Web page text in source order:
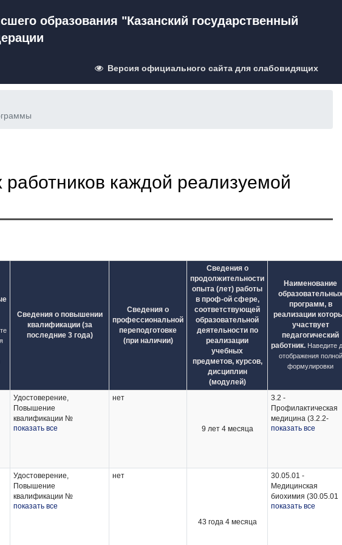
образования "Казанский государственный
Версия официального сайта для слабовидящих
каждой реализуемой
Сведения о повышении
квалификации (за
последние 3 года)
Сведения о
профессиональной
переподготовке
(при наличии)
Сведения о
продолжительности
опыта (лет) работы
в проф-ой сфере,
соответствующей
образовательной
деятельности по
реализации
учебных
предметов, курсов,
дисциплин
(модулей)
Наименование
программ, в
реализации
участвует
педагогический
работник. Наведите
отображения полной
формулировки
Удостоверение,
Повышение
квалификации №
780000002479 от
"Медикал Скул";
Удостоверение,
Повышение
квалификации №КФУ УПК
показать все
нет
9 лет 4 месяца
3.2 -
Профилактическая
медицина (3.2.2-
Эпидемиология);
32.08.12 -
Эпидемиология
(32.08.12
Эпидемиология);
показать все
Удостоверение,
Повышение
квалификации №
163104305256 от
показать все
нет
43 года 4 месяца
30.05.01 -
Медицинская
биохимия (30.05.01
Медицинская
показать все